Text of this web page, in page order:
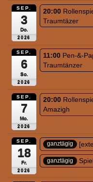
SEP.
3
Do.
2026
20:00
Traumtäzer
SEP.
6
So.
2026
11:00 Pen-&-
Traumtänzer
SEP.
7
Mo.
2026
20:00
Amazigh
SEP.
18
Fr.
2026
ganztägig
ganztägig